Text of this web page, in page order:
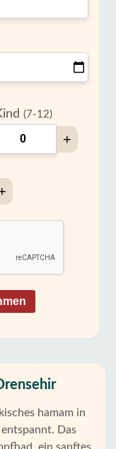
(7-12)
+
hamam in
Das